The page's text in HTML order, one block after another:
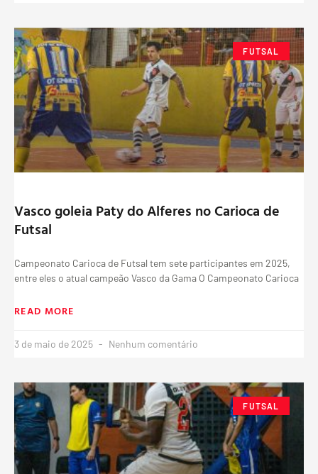
FUTSAL
Vasco goleia Paty do Alferes no Carioca de
Futsal
Campeonato Carioca de Futsal tem sete participantes em 2025,
entre eles o atual campeão Vasco da Gama O Campeonato Carioca
READ MORE
3 de maio de 2025 Nenhum comentário
FUTSAL